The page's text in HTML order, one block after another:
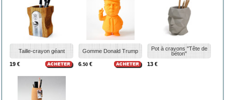
Taille-crayon géant
19 €
Gomme Donald Trump
6.50 €
Pot à crayons "Tête de
béton"
13 €